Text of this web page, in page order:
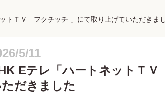
トＴＶ フクチッチ 」にて取り上げていただきま
5/11
Eテレ「ハートネットＴ
だきました